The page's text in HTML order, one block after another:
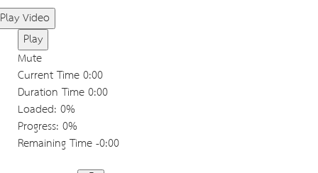
Play Video
Play
Mute
Current Time0:00
Duration Time0:00
Loaded: 0%
Progress: 0%
Remaining Time-0:00